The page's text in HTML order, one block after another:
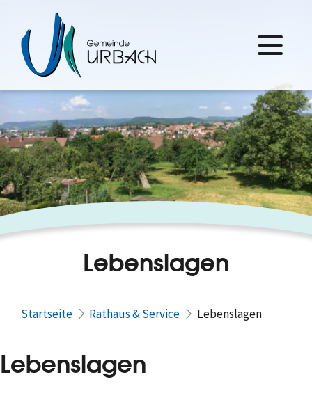
Lebenslagen
Startseite Rathaus & Service Lebenslagen
Lebenslagen